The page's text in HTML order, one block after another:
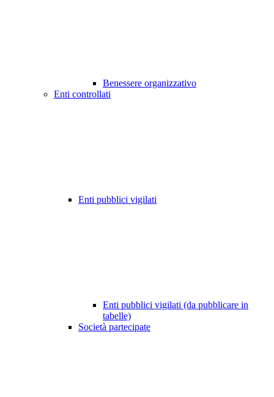
Benessere organizzativo
Enti controllati
Enti pubblici vigilati
Enti pubblici vigilati (da pubblicare in
tabelle)
Società partecipate